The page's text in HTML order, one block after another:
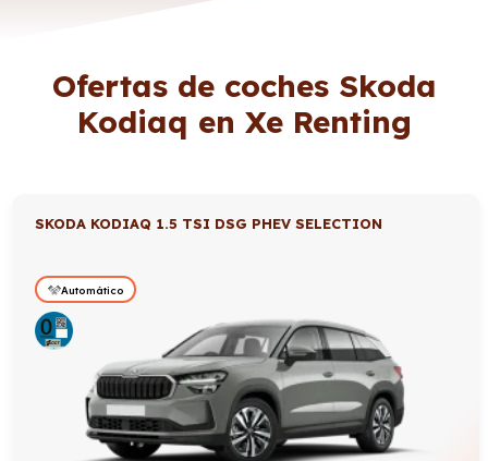
Ofertas de coches Skoda
Kodiaq en Xe Renting
SKODA KODIAQ 1.5 TSI DSG PHEV SELECTION
Automático